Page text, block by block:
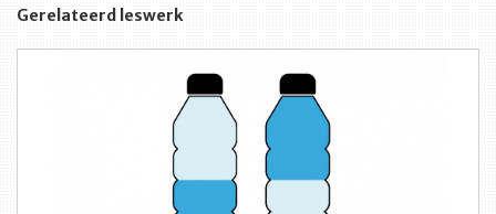
Gerelateerd leswerk